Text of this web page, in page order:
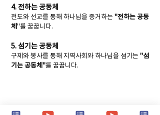
4. 전하는 공동체
전도와 선교를 통해 하나님을 증거하는 "전하는 공동
체"를 꿈꿉니다.
5. 섬기는 공동체
구제와 봉사를 통해 지역사회와 하나님을 섬기는 "섬
기는 공동체"를 꿈꿉니다.